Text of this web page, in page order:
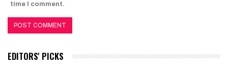
time I comment.
EDITORS' PICKS